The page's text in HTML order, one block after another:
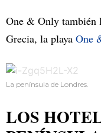
One & Only también
Grecia, la playa One
La península de Londres.
LOS